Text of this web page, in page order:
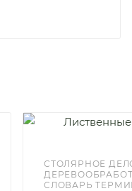
СТОЛЯРНОЕ
СЛОВАРЬ